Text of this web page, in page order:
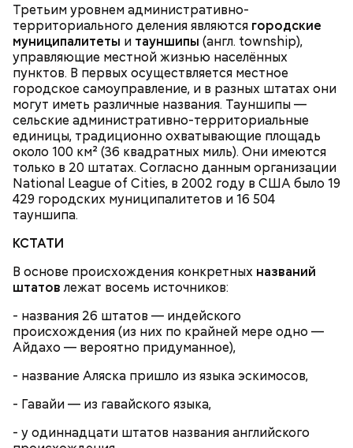
Третьим уровнем административно-
территориального деления являются городские
муниципалитеты и тауншипы (англ. township),
управляющие местной жизнью населённых
пунктов. В первых осуществляется местное
городское самоуправление, и в разных штатах они
могут иметь различные названия. Тауншипы —
сельские административно-территориальные
единицы, традиционно охватывающие площадь
около 100 км² (36 квадратных миль). Они имеются
только в 20 штатах. Согласно данным организации
National League of Cities, в 2002 году в США было 19
429 городских муниципалитетов и 16 504
тауншипа.
КСТАТИ
В основе происхождения конкретных названий
штатовлежат восемь источников:
- названия 26 штатов — индейского
происхождения (из них по крайней мере одно —
Айдахо — вероятно придуманное),
- название Аляска пришло из языка эскимосов,
- Гавайи — из гавайского языка,
- у одиннадцати штатов названия английского
Понадобятся: